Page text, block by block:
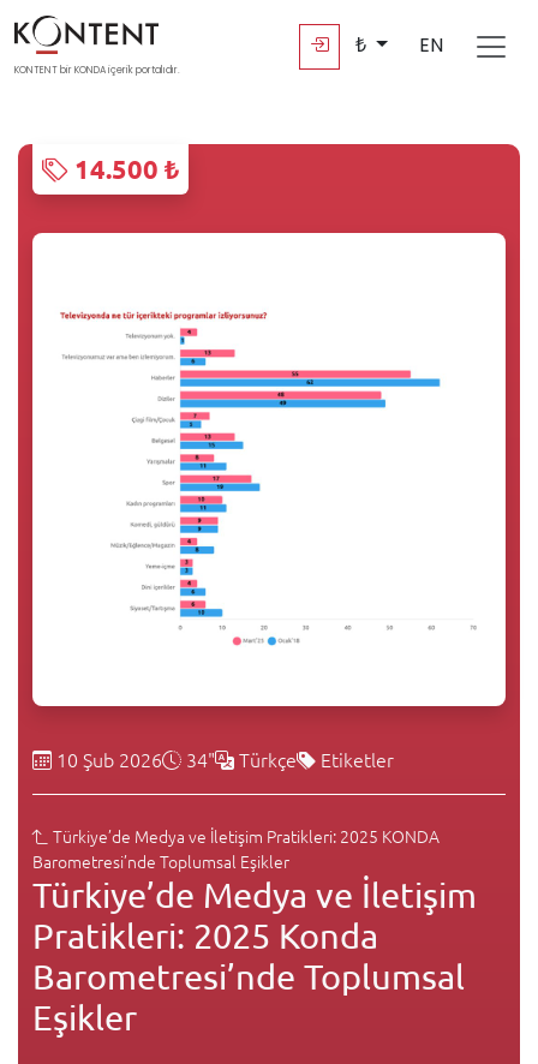
KONTENT bir KONDA içerik portalıdır.
₺ EN
14.500 ₺
10 Şub 2026 34" Türkçe Etiketler
Türkiye’de Medya ve İletişim Pratikleri: 2025 KONDA
Barometresi’nde Toplumsal Eşikler
Türkiye’de Medya ve İletişim
Pratikleri: 2025 Konda
Barometresi’nde Toplumsal
Eşikler